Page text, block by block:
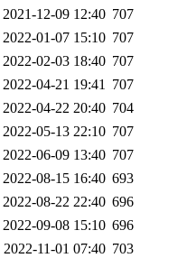
2021-12-09 12:40 707
2022-01-07 15:10 707
2022-02-03 18:40 707
2022-04-21 19:41 707
2022-04-22 20:40 704
2022-05-13 22:10 707
2022-06-09 13:40 707
2022-08-15 16:40 693
2022-08-22 22:40 696
2022-09-08 15:10 696
2022-11-01 07:40 703